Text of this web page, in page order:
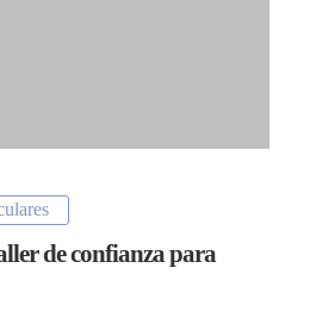
de confianza para